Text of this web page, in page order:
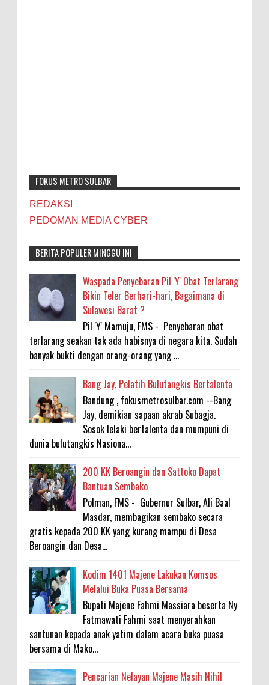
FOKUS METRO SULBAR
REDAKSI
PEDOMAN MEDIA CYBER
BERITA POPULER MINGGU INI
Waspada Penyebaran Pil 'Y' Obat Terlarang
Bikin Teler Berhari-hari, Bagaimana di
Sulawesi Barat ?
Pil 'Y' Mamuju, FMS - Penyebaran obat
terlarang seakan tak ada habisnya di negara kita. Sudah
banyak bukti dengan orang-orang yang ...
Bang Jay, Pelatih Bulutangkis Bertalenta
Bandung , fokusmetrosulbar.com --Bang
Jay, demikian sapaan akrab Subagja.
Sosok lelaki bertalenta dan mumpuni di
dunia bulutangkis Nasiona...
200 KK Beroangin dan Sattoko Dapat
Bantuan Sembako
Polman, FMS - Gubernur Sulbar, Ali Baal
Masdar, membagikan sembako secara
gratis kepada 200 KK yang kurang mampu di Desa
Beroangin dan Desa...
Kodim 1401 Majene Lakukan Komsos
Melalui Buka Puasa Bersama
Bupati Majene Fahmi Massiara beserta Ny
Fatmawati Fahmi saat menyerahkan
santunan kepada anak yatim dalam acara buka puasa
bersama di Mako...
Pencarian Nelayan Majene Masih Nihil